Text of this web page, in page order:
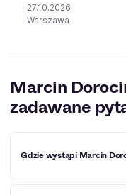
27.10.2026
Warszawa
Marcin
zadawane
Gdzie wystąpi Marcin